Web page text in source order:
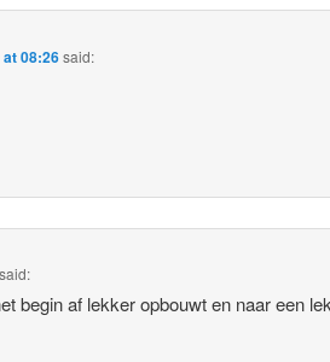
08:26said:
said:
begin af lekker opbouwt en naar een